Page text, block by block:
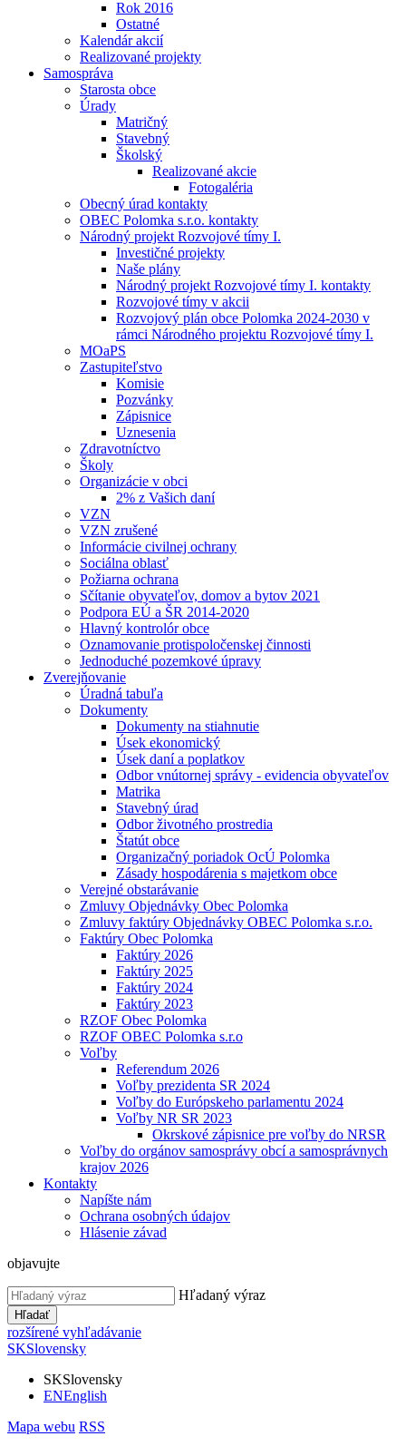
Rok 2016
Ostatné
Kalendár akcií
Realizované projekty
Samospráva
Starosta obce
Úrady
Matričný
Stavebný
Školský
Realizované akcie
Fotogaléria
Obecný úrad kontakty
OBEC Polomka s.r.o. kontakty
Národný projekt Rozvojové tímy I.
Investičné projekty
Naše plány
Národný projekt Rozvojové tímy I. kontakty
Rozvojové tímy v akcii
Rozvojový plán obce Polomka 2024-2030 v
rámci Národného projektu Rozvojové tímy I.
MOaPS
Zastupiteľstvo
Komisie
Pozvánky
Zápisnice
Uznesenia
Zdravotníctvo
Školy
Organizácie v obci
2% z Vašich daní
VZN
VZN zrušené
Informácie civilnej ochrany
Sociálna oblasť
Požiarna ochrana
Sčítanie obyvateľov, domov a bytov 2021
Podpora EÚ a ŠR 2014-2020
Hlavný kontrolór obce
Oznamovanie protispoločenskej činnosti
Jednoduché pozemkové úpravy
Zverejňovanie
Úradná tabuľa
Dokumenty
Dokumenty na stiahnutie
Úsek ekonomický
Úsek daní a poplatkov
Odbor vnútornej správy - evidencia obyvateľov
Matrika
Stavebný úrad
Odbor životného prostredia
Štatút obce
Organizačný poriadok OcÚ Polomka
Zásady hospodárenia s majetkom obce
Verejné obstarávanie
Zmluvy Objednávky Obec Polomka
Zmluvy faktúry Objednávky OBEC Polomka s.r.o.
Faktúry Obec Polomka
Faktúry 2026
Faktúry 2025
Faktúry 2024
Faktúry 2023
RZOF Obec Polomka
RZOF OBEC Polomka s.r.o
Voľby
Referendum 2026
Voľby prezidenta SR 2024
Voľby do Európskeho parlamentu 2024
Voľby NR SR 2023
Okrskové zápisnice pre voľby do NRSR
Voľby do orgánov samosprávy obcí a samosprávnych
krajov 2026
Kontakty
Napíšte nám
Ochrana osobných údajov
Hlásenie závad
objavujte
Hľadaný výraz
Hľadať
rozšírené vyhľadávanie
SKSlovensky
SKSlovensky
ENEnglish
Mapa webu RSS